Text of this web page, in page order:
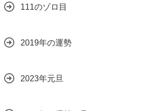
111のゾロ目
2019年の運勢
2023年元旦